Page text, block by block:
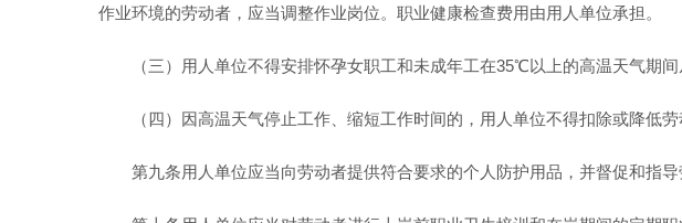
作业环境的劳动者，应当调整作业岗位。职业健康检查费用由用人单位承担。
（三）用人单位不得安排怀孕女职工和未成年工在35℃以上的高温天气期
（四）因高温天气停止工作、缩短工作时间的，用人单位不得扣除或降低劳
第九条用人单位应当向劳动者提供符合要求的个人防护用品，并督促和指导